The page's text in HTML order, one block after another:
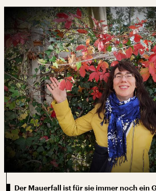
Der Mauerfall ist für sie immer noch ein